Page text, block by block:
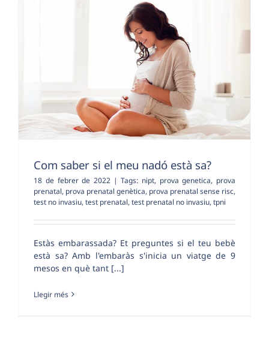
Com saber si el meu nadó està sa?
18 de febrer de 2022 | Tags: nipt, prova genetica, prova
prenatal, prova prenatal genètica, prova prenatal sense risc,
test no invasiu, test prenatal, test prenatal no invasiu, tpni
Estàs embarassada? Et preguntes si el teu bebè
està sa? Amb l'embaràs s'inicia un viatge de 9
mesos en què tant [...]
Llegir més